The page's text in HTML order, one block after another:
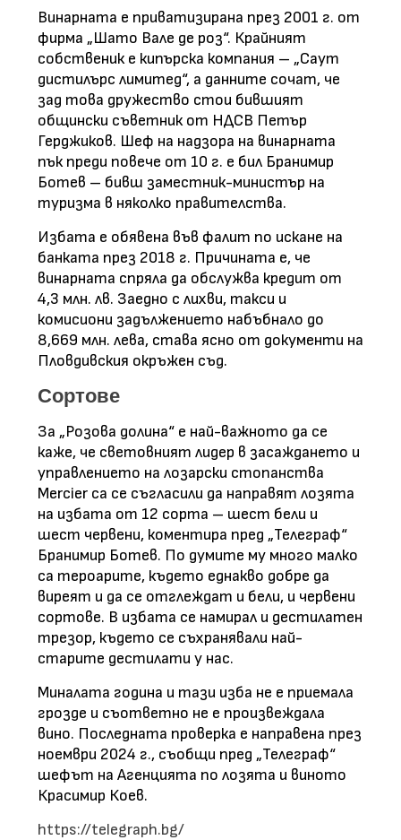
Винарната е приватизирана през 2001 г. от
фирма „Шато Вале де роз“. Крайният
собственик е кипърска компания – „Саут
дистилърс лимитед“, а данните сочат, че
зад това дружество стои бившият
общински съветник от НДСВ Петър
Герджиков. Шеф на надзора на винарната
пък преди повече от 10 г. е бил Бранимир
Ботев – бивш заместник-министър на
туризма в няколко правителства.
Избата е обявена във фалит по искане на
банката през 2018 г. Причината е, че
винарната спряла да обслужва кредит от
4,3 млн. лв. Заедно с лихви, такси и
комисиони задължението набъбнало до
8,669 млн. лева, става ясно от документи на
Пловдивския окръжен съд.
Сортове
За „Розова долина“ е най-важното да се
каже, че световният лидер в засаждането и
управлението на лозарски стопанства
Mercier са се съгласили да направят лозята
на избата от 12 сорта – шест бели и
шест червени, коментира пред „Телеграф“
Бранимир Ботев. По думите му много малко
са тероарите, където еднакво добре да
виреят и да се отглеждат и бели, и червени
сортове. В избата се намирал и дестилатен
трезор, където се съхранявали най-
старите дестилати у нас.
Миналата година и тази изба не е приемала
грозде и съответно не е произвеждала
вино. Последната проверка е направена през
ноември 2024 г., съобщи пред „Телеграф“
шефът на Агенцията по лозята и виното
Красимир Коев.
https://telegraph.bg/